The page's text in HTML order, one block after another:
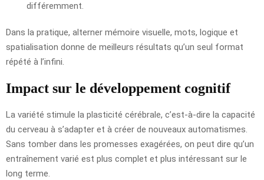
différemment.
Dans la pratique, alterner mémoire visuelle, mots, logique et
spatialisation donne de meilleurs résultats qu’un seul format
répété à l’infini.
Impact sur le développement cognitif
La variété stimule la plasticité cérébrale, c’est-à-dire la capacité
du cerveau à s’adapter et à créer de nouveaux automatismes.
Sans tomber dans les promesses exagérées, on peut dire qu’un
entraînement varié est plus complet et plus intéressant sur le
long terme.